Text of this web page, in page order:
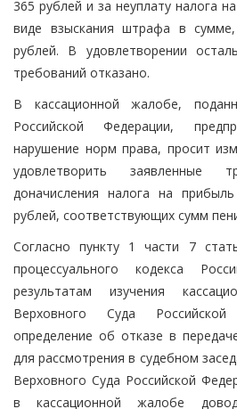
365 рублей и за неуплату налога
виде взыскания штрафа в
рублей. В удовлетворении
требований отказано.
В кассационной жалобе,
Российской Федерации,
нарушение норм права, просит
удовлетворить заявленные
доначисления налога на
рублей, соответствующих сумм
Согласно пункту 1 части 7
процессуального кодекса
результатам изучения
Верховного Суда
определение об отказе в
для рассмотрения в судебном
Верховного Суда Российской
в кассационной жалобе